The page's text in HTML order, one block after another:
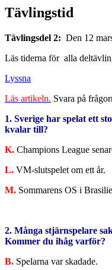
Tävlingstid
Tävlingsdel 2: Den 12
Läs tiderna för alla
Lyssna
Läs artikeln. Svara på
1. Sverige har spelat ett
kvalar till?
K. Champions League
L. VM-slutspelet om ett år.
M. Sommarens OS i
2. Många stjärnspelare
Kommer du ihåg varför?
B. Spelarna var skadade.